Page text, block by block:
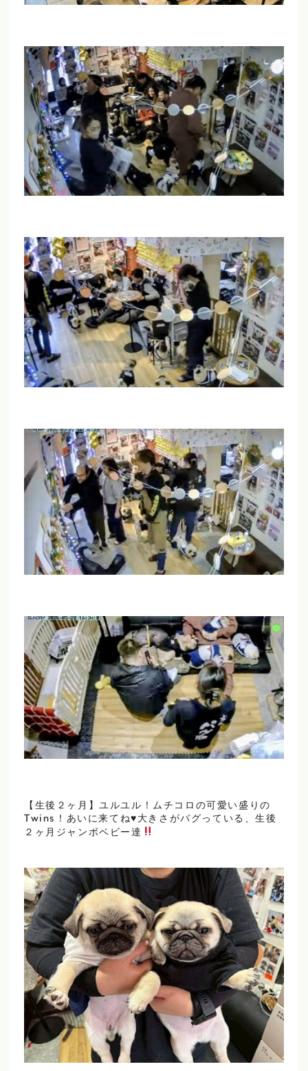
【生後２ヶ月】ユルユル！ムチコロの可愛い盛りの
Twins！あいに来てね♥ 大きさがバグっている、生後
２ヶ月ジャンボベビー達